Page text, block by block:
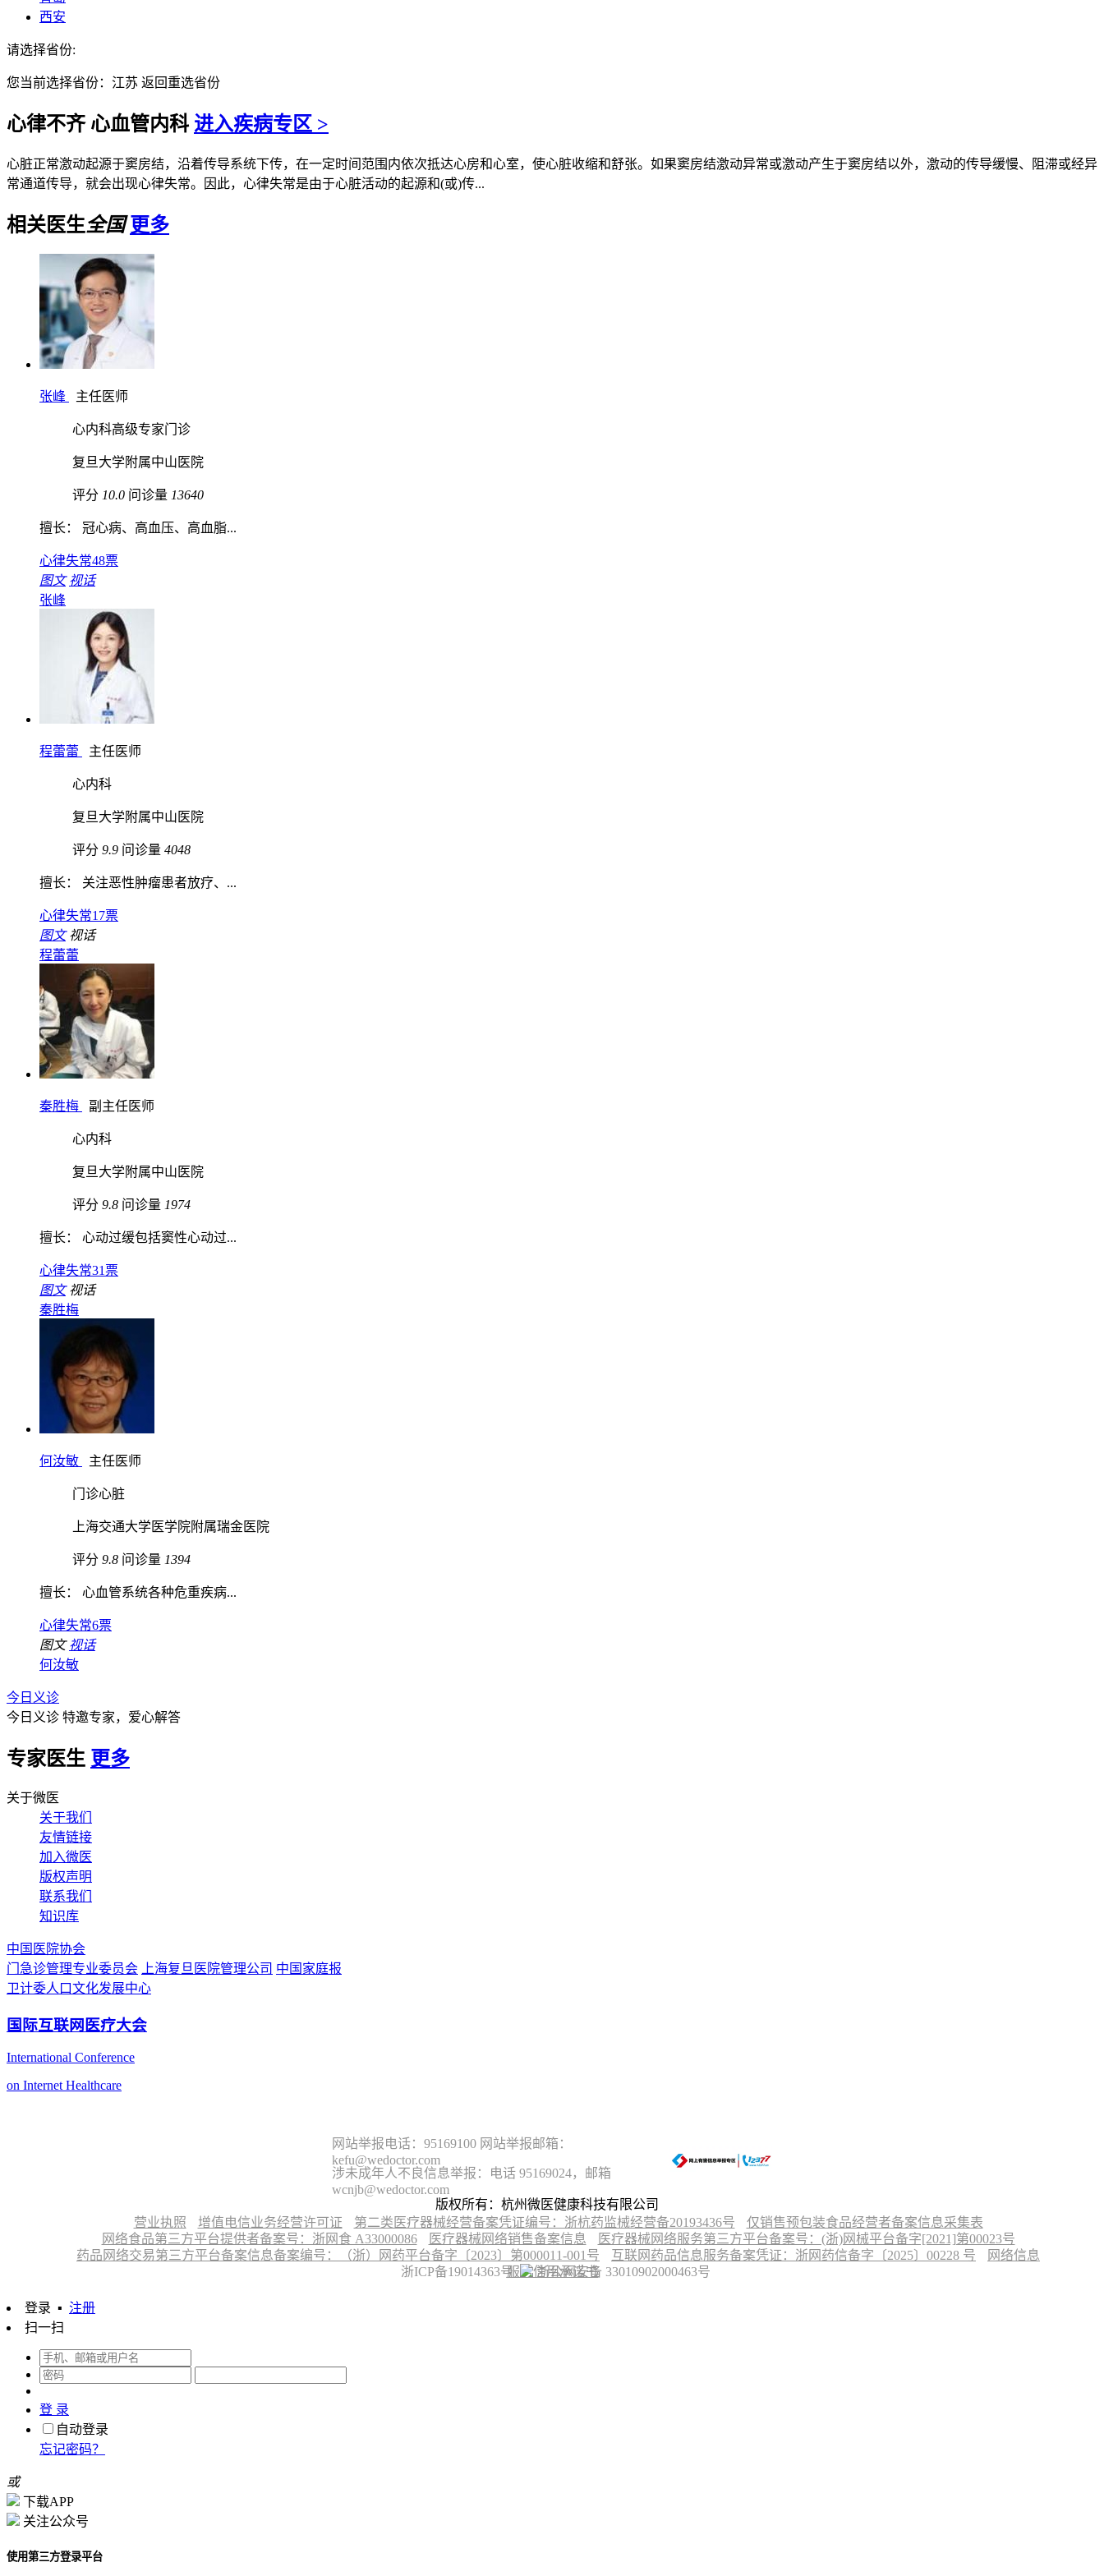
西安
请选择省份:
您当前选择省份： 江苏 返回重选省份
心律不齐 心血管内科 进入疾病专区 >
心脏正常激动起源于窦房结，沿着传导系统下传，在一定时间范围内依次抵达心房和心室，使心脏收缩和舒张。如果窦房结激动异常或激动产生于窦房结以外，激动的传导缓慢、阻滞或经异
常通道传导，就会出现心律失常。因此，心律失常是由于心脏活动的起源和(或)传...
相关医生全国 更多
张峰 主任医师
心内科高级专家门诊
复旦大学附属中山医院
评分 10.0 问诊量 13640
擅长： 冠心病、高血压、高血脂...
心律失常48票
图文 视话
张峰
程蕾蕾 主任医师
心内科
复旦大学附属中山医院
评分 9.9 问诊量 4048
擅长： 关注恶性肿瘤患者放疗、...
心律失常17票
图文 视话
程蕾蕾
秦胜梅 副主任医师
心内科
复旦大学附属中山医院
评分 9.8 问诊量 1974
擅长： 心动过缓包括窦性心动过...
心律失常31票
图文 视话
秦胜梅
何汝敏 主任医师
门诊心脏
上海交通大学医学院附属瑞金医院
评分 9.8 问诊量 1394
擅长： 心血管系统各种危重疾病...
心律失常6票
图文 视话
何汝敏
今日义诊
今日义诊 特邀专家，爱心解答
专家医生 更多
关于微医
关于我们
友情链接
加入微医
版权声明
联系我们
知识库
中国医院协会
门急诊管理专业委员会 上海复旦医院管理公司 中国家庭报
卫计委人口文化发展中心
国际互联网医疗大会
International Conference
on Internet Healthcare
网站举报电话：95169100 网站举报邮箱：
kefu@wedoctor.com
涉未成年人不良信息举报：电话 95169024，邮箱
wcnjb@wedoctor.com
版权所有：杭州微医健康科技有限公司
营业执照
增值电信业务经营许可证 第二类医疗器械经营备案凭证编号：浙杭药监械经营备20193436号
仅销售预包装食品经营者备案信息采集表
网络食品第三方平台提供者备案号：浙网食 A33000086
医疗器械网络销售备案信息
医疗器械网络服务第三方平台备案号：(浙)网械平台备字[2021]第00023号
药品网络交易第三方平台备案信息备案编号：（浙）网药平台备字〔2023〕第000011-001号
互联网药品信息服务备案凭证：浙网药信备字〔2025〕00228 号
网络信息
服务信用承诺书
浙ICP备19014363号 浙公网安备 33010902000463号
登录 ▪ 注册
扫一扫
登 录
自动登录
忘记密码？
或
下载APP
关注公众号
使用第三方登录平台